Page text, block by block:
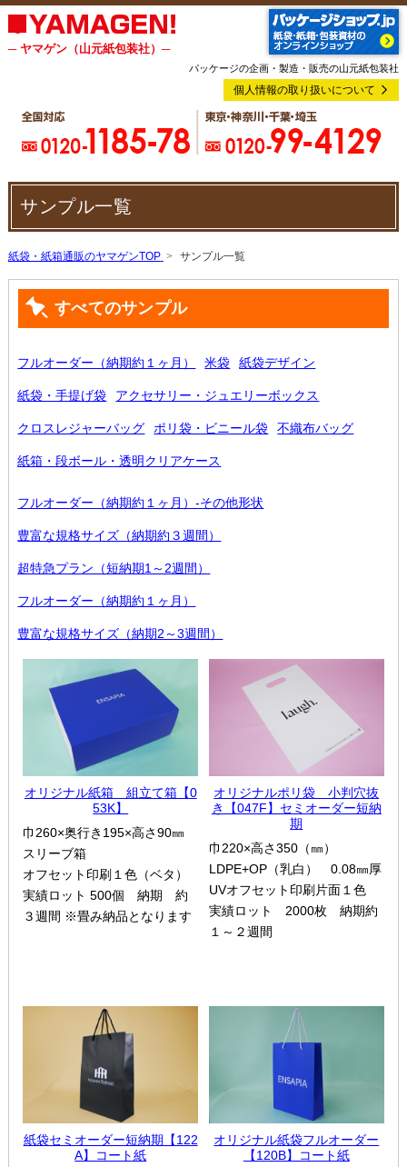
─ ヤマゲン（山元紙包装社）─
パッケージの企画・製造・販売の山元紙包装社
個人情報の取り扱いについて
サンプル一覧
紙袋・紙箱通販のヤマゲンTOP サンプル一覧
すべてのサンプル
フルオーダー（納期約１ヶ月） 米袋 紙袋デザイン
紙袋・手提げ袋 アクセサリー・ジュエリーボックス
クロスレジャーバッグ ポリ袋・ビニール袋 不織布バッグ
紙箱・段ボール・透明クリアケース
フルオーダー（納期約１ヶ月）-その他形状
豊富な規格サイズ（納期約３週間）
超特急プラン（短納期1～2週間）
フルオーダー（納期約１ヶ月）
豊富な規格サイズ（納期2～3週間）
オリジナル紙箱 組立て箱【0
53K】
巾260×奥行き195×高さ90㎜
スリーブ箱
オフセット印刷１色（ベタ）
実績ロット 500個 納期 約
３週間 ※畳み納品となります
オリジナルポリ袋 小判穴抜
き【047F】セミオーダー短納
期
巾220×高さ350（㎜）
LDPE+OP（乳白） 0.08㎜厚
UVオフセット印刷片面１色
実績ロット 2000枚 納期約
１～２週間
紙袋セミオーダー短納期【122
A】コート紙
オリジナル紙袋フルオーダー
【120B】コート紙